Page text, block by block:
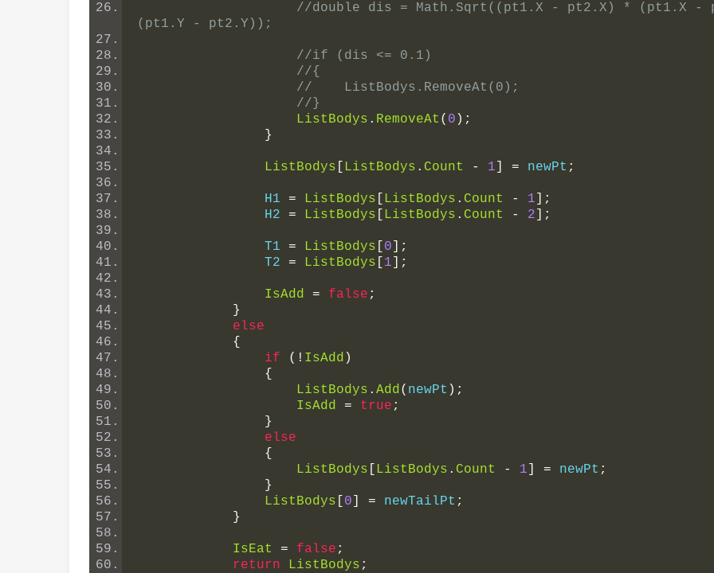
//double dis = Math.Sqrt((pt1.X - pt2.X) * (pt1.X -
(pt1.Y - pt2.Y));
//if (dis <= 0.1)
//{
//    ListBodys.RemoveAt(0);
//}
ListBodys . RemoveAt ( 0 );
}
ListBodys ListBodys . Count - 1 = newPt ;
                H1
= ListBodys ListBodys . Count - 1 ];
                H2
= ListBodys ListBodys . Count - 2 ];
                T1
= ListBodys 0 ];
                T2
= ListBodys 1 ];
IsAdd = false ;
}
else
{
if
(! IsAdd )
{
ListBodys . Add( newPt );
IsAdd
= true ;
}
else
{
ListBodys
ListBodys . Count - 1 = newPt ;
}
ListBodys
0 = newTailPt ;
}
IsEat = false ;
return
ListBodys ;